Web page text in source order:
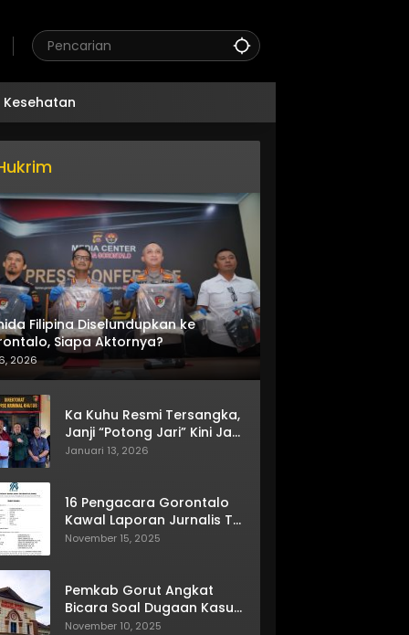
Kesehatan
Filipina Diselundupkan ke
Siapa Aktornya?
2026
Ka Kuhu Resmi Tersangka,
Janji “Potong Jari” Kini Jadi
Bumerang
Januari 13, 2026
16 Pengacara Gorontalo
Kawal Laporan Jurnalis TV
One
November 15, 2025
Pemkab Gorut Angkat
Bicara Soal Dugaan Kasus
Asusila Oknum ASN
November 10, 2025